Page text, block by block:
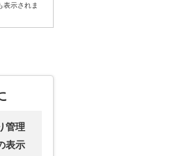
表示されま
管理
表示